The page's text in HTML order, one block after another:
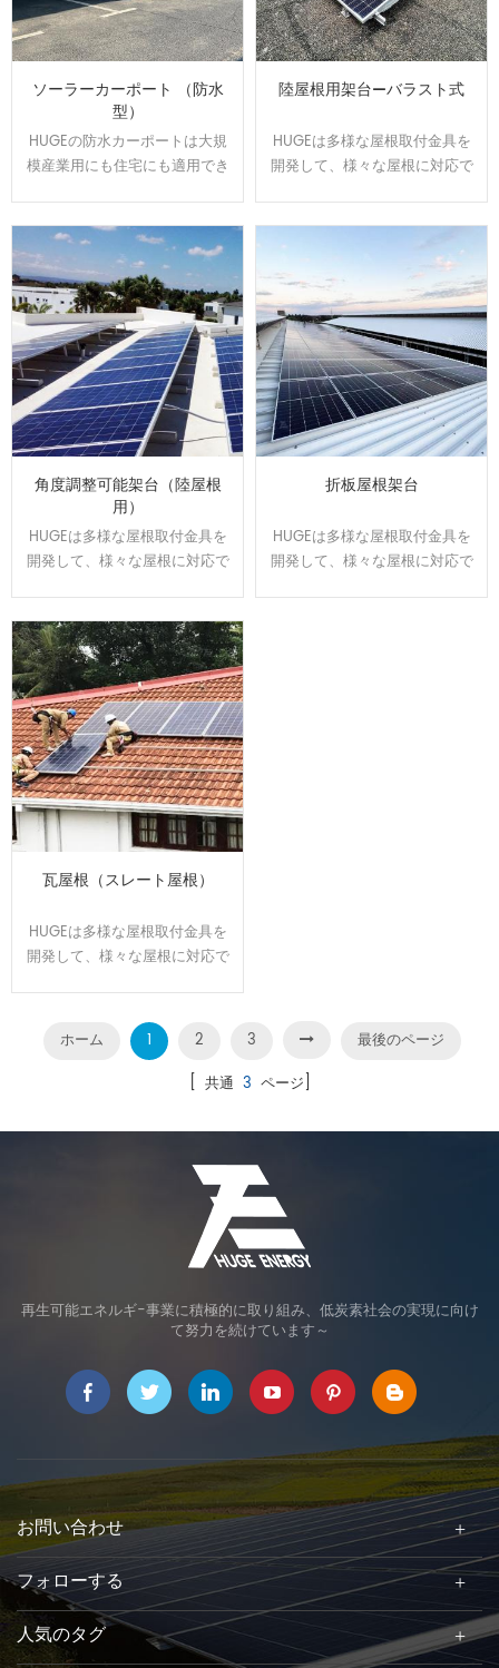
ソーラーカーポート （防水
型）
HUGEの防水カーポートは大規
模産業用にも住宅にも適用でき
になります。太陽光の発電力を
維持しながら、雨の日の水漏れ
に悩む事もなくなります。
陸屋根用架台—バラスト式
HUGEは多様な屋根取付金具を
開発して、様々な屋根に対応で
計、製造可能です。効率よく、
施工性に優れた架台です。
角度調整可能架台（陸屋根
用）
HUGEは多様な屋根取付金具を
開発して、様々な屋根に対応で
計、製造可能です。効率よく、
施工性に優れた架台です。
折板屋根架台
HUGEは多様な屋根取付金具を
開発して、様々な屋根に対応で
瓦屋根（スレート屋根）
HUGEは多様な屋根取付金具を
開発して、様々な屋根に対応で
計、製造可能です。効率よく、
施工性に優れた架台です。
ホーム 1 2 3
最後のページ
[ 共通 3 ページ]
再生可能エネルギ-事業に積極的に取り組み、低炭素社会の実現に向け
て努力を続けています～
お問い合わせ
フォローする
人気のタグ